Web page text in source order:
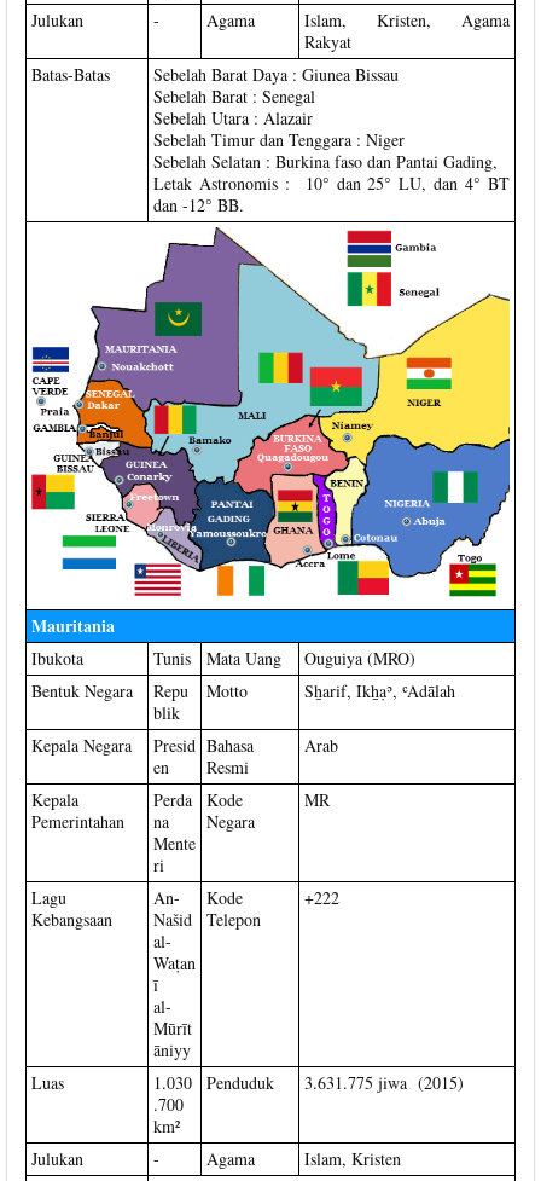
Julukan - Agama
Islam, Kristen, Agama
Rakyat
Batas-Batas
Sebelah Barat Daya : Giunea Bissau
Sebelah Barat : Senegal
Sebelah Utara : Alazair
Sebelah Timur dan Tenggara : Niger
Sebelah Selatan : Burkina faso dan Pantai Gading,
Letak Astronomis : 10° dan 25° LU, dan 4° BT
dan -12° BB.
Mauritania
Ibukota Tunis Mata Uang
Ouguiya (MRO)
Bentuk Negara
Repu
blik
Motto Sẖarif, Ikẖạʾ, ʿAdālah
Kepala Negara
Presid
en
Bahasa
Resmi
Arab
Kepala
Pemerintahan
Perda
na
Mente
ri
Kode
Negara
MR
Lagu
Kebangsaan
An-
Našid
al-
Waṭan
ī
al-
Mūrīt
āniyy
Kode
Telepon
+222
Luas
1.030
.700
km²
Penduduk 3.631.775 jiwa (2015)
Julukan - Agama
Islam, Kristen